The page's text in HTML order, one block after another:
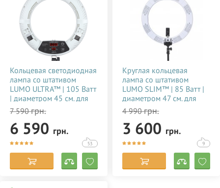
Кольцевая светодиодная
лампа со штативом
LUMO ULTRA™ | 105 Ватт
| диаметром 45 см. для
тик тока, визажиста,
косметолога, блогера,
фото, видеосъемки
купить недорого в
Украине 356784
7 590грн.
6 590 грн.
53
Круглая кольцевая
лампа со штативом
LUMO SLIM™ | 85 Ватт |
диаметром 47 см. для
съемки видео тик ток,
блогеров, визажиста,
макияжа купить
недорого в Украине
(Киеве) 356785
4 990грн.
3 600 грн.
9